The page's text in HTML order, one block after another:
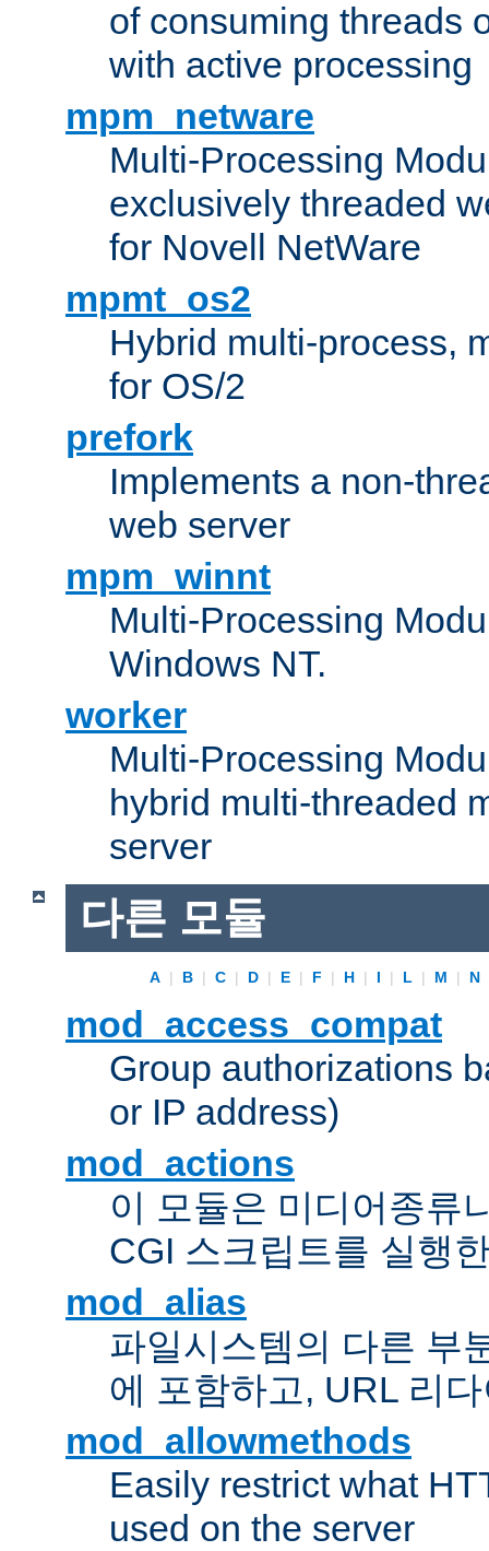
of consuming threads
with active processing
mpm_netware
Multi-Processing
exclusively threaded
for Novell NetWare
mpmt_os2
Hybrid multi-process,
for OS/2
prefork
Implements a non-
web server
mpm_winnt
Multi-Processing
Windows NT.
worker
Multi-Processing
hybrid multi-threaded
server
다른 모듈
A | B | C | D | E | F | H | I | L | M | N
mod_access_compat
Group authorizations
or IP address)
mod_actions
이 모듈은 미디어종류
CGI 스크립트를 실행
mod_alias
파일시스템의 다른 부
에 포함하고, URL 리
mod_allowmethods
Easily restrict what
used on the server